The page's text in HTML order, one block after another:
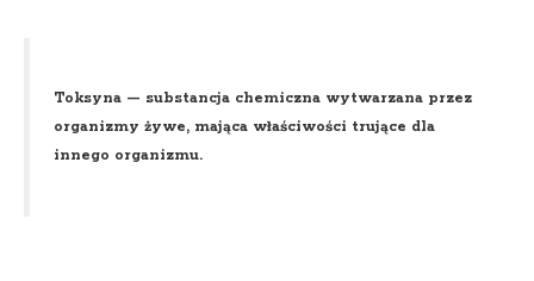
Toksyna — substancja chemiczna wytwarzana przez
organizmy żywe, mająca właściwości trujące dla
innego organizmu.